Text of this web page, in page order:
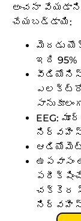
అంచనా
చేయబడ్డాయి:
మెదడు
ఇది 95%
EEG:
ఉపవాసం
చక్కెర